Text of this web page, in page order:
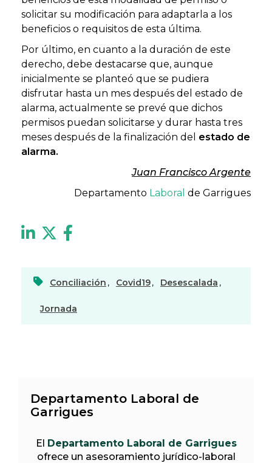
solicitar su modificación para adaptarla a los
beneficios o requisitos de esta última.
Por último, en cuanto a la duración de este
derecho, debe destacarse que, aunque
inicialmente se planteó que se pudiera
disfrutar hasta un mes después del estado de
alarma, actualmente se prevé que dichos
permisos puedan solicitarse y durar hasta tres
meses después de la finalización del estado de
alarma.
Juan Francisco Argente
Departamento Laboral de Garrigues
Conciliación , Covid19, Desescalada ,
Jornada
Departamento Laboral de
Garrigues
El Departamento Laboral de Garrigues
ofrece un asesoramiento jurídico-laboral